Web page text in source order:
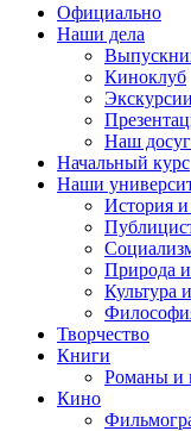
Официально
Наши дела
Киноклуб
Экскурсии
Наш досуг
Начальный курс
Наши
История и
Природа
Культура
Творчество
Книги
Романы и
Кино